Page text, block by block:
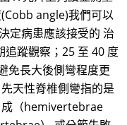
angle)我們可以
定病患應該接受的 治
追蹤觀察；25 至 40 度
免長大後側彎程度更
天性脊椎側彎指的是
成（hemivertebrae